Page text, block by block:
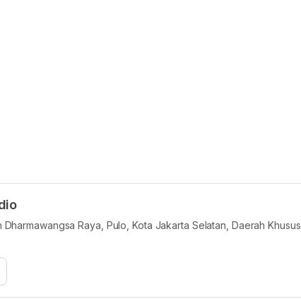
Raya, Pulo, Kota Jakarta Selatan, Daerah Khusus